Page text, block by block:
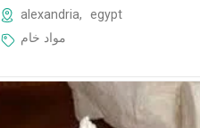
alexandria,
egypt
مواد خام